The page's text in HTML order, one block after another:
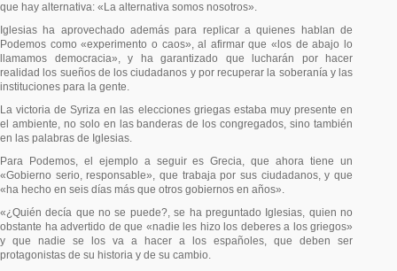
que hay alternativa: «La alternativa somos nosotros».
Iglesias ha aprovechado además para replicar a quienes hablan de
Podemos como «experimento o caos», al afirmar que «los de abajo lo
llamamos democracia», y ha garantizado que lucharán por hacer
realidad los sueños de los ciudadanos y por recuperar la soberanía y las
instituciones para la gente.
La victoria de Syriza en las elecciones griegas estaba muy presente en
el ambiente, no solo en las banderas de los congregados, sino también
en las palabras de Iglesias.
Para Podemos, el ejemplo a seguir es Grecia, que ahora tiene un
«Gobierno serio, responsable», que trabaja por sus ciudadanos, y que
«ha hecho en seis días más que otros gobiernos en años».
«¿Quién decía que no se puede?, se ha preguntado Iglesias, quien no
obstante ha advertido de que «nadie les hizo los deberes a los griegos»
y que nadie se los va a hacer a los españoles, que deben ser
protagonistas de su historia y de su cambio.